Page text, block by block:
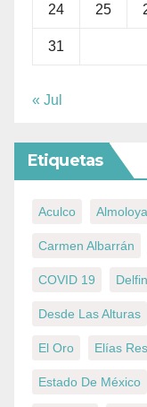
24 25
31
« Jul
Etiquetas
Aculco
Carmen Albarrán
COVID 19
Desde Las Alturas
El Oro Elías
Estado De México